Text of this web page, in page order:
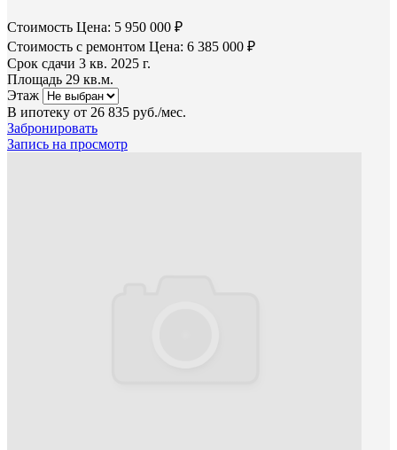
Стоимость Цена: 5 950 000 ₽
Стоимость с ремонтом Цена: 6 385 000 ₽
Срок сдачи 3 кв. 2025 г.
Площадь 29 кв.м.
Этаж
В ипотеку от 26 835 руб./мес.
Забронировать
Запись на просмотр